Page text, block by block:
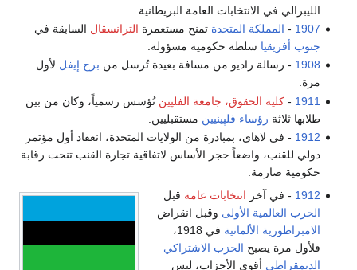
الليبرالي في الانتخابات العامة البريطانية.
1907
- المملكة المتحدة تمنح مستعمرة الترانسڤال السابقة في
جنوب أفريقيا سلطة حكومية مسؤولة.
1908 - رسالة راديو من مسافة بعيدة تُرسل من برج إيفل لأول
مرة.
1911
-كلية الحقوق، جامعة الفلپين تُؤسس رسمياً، وكان من بين
طلابها ثلاثة رؤساء فلپينيين مستقبليين.
1912 - في لاهاي، بمبادرة من الولايات المتحدة، انعقاد أول مؤتمر
دولي للقنب، واضعاً حجر الأساس لاتفاقية تجارة القنب تنحت رقابة
حكومية صارمة.
1912 - في آخر انتخابات عامة قبل
الحرب العالمية الأولى وقبل انقراض
الامبراطورية الألمانية
في 1918،
فلأول مرة يصبح الحزب الاشتراكي
الديمقراطي أقوى الأحزاب، ليس